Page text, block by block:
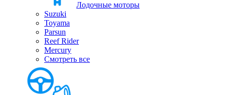
Лодочные моторы
Suzuki
Toyama
Parsun
Reef Rider
Mercury
Смотреть все